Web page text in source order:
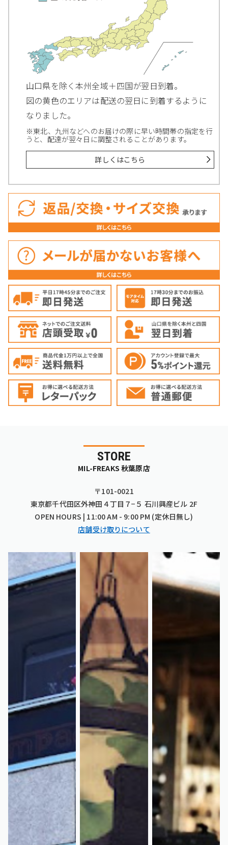
山口県を除く本州全域＋四国が翌日到着。
図の黄色のエリアは配送の翌日に到着するように
なりました。
※東北、九州などへのお届けの際に早い時間帯の指定を行
うと、配達が翌々日に調整されることがあります。
詳しくはこちら
STORE
MIL-FREAKS 秋葉原店
〒101-0021
東京都千代田区外神田４丁目７−５ 石川興産ビル 2F
OPEN HOURS | 11:00 AM - 9:00 PM (定休日無し)
店舗受け取りについて